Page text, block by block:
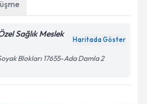
Sağlık Meslek
Haritada Göster
Blokları 17655-Ada Damla 2